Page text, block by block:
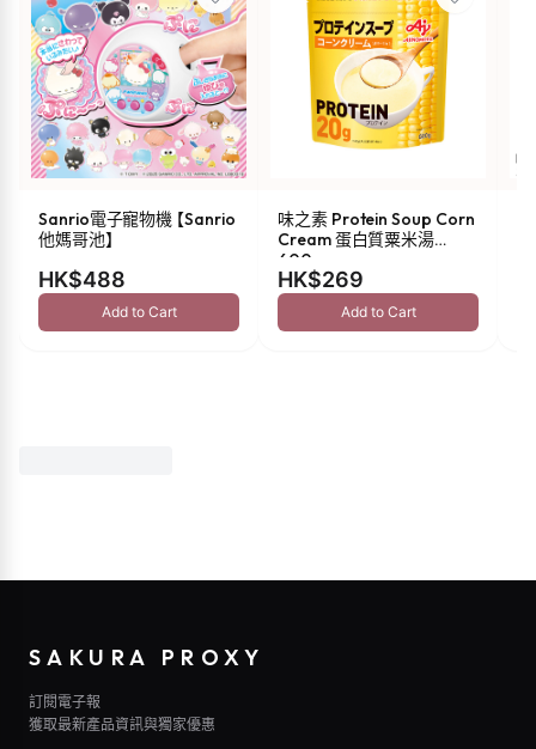
Sanrio電子寵物機 【Sanrio
他媽哥池】
HK$488
Add to Cart
味之素 Protein Soup Corn
Cream 蛋白質粟米湯
600g
HK$269
Add to Cart
SAKURA PROXY
訂閱電子報
獲取最新產品資訊與獨家優惠